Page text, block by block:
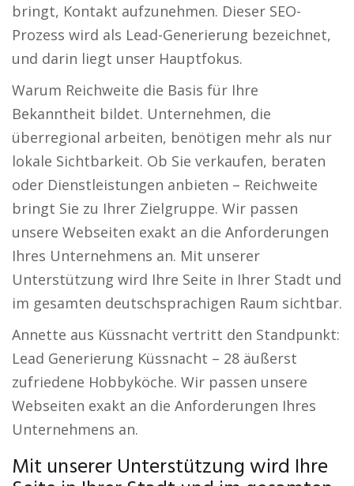
bringt, Kontakt aufzunehmen. Dieser SEO-
Prozess wird als Lead-Generierung bezeichnet,
und darin liegt unser Hauptfokus.
Warum Reichweite die Basis für Ihre
Bekanntheit bildet. Unternehmen, die
überregional arbeiten, benötigen mehr als nur
lokale Sichtbarkeit. Ob Sie verkaufen, beraten
oder Dienstleistungen anbieten – Reichweite
bringt Sie zu Ihrer Zielgruppe. Wir passen
unsere Webseiten exakt an die Anforderungen
Ihres Unternehmens an. Mit unserer
Unterstützung wird Ihre Seite in Ihrer Stadt und
im gesamten deutschsprachigen Raum sichtbar.
Annette aus Küssnacht vertritt den Standpunkt:
Lead Generierung Küssnacht – 28 äußerst
zufriedene Hobbyköche. Wir passen unsere
Webseiten exakt an die Anforderungen Ihres
Unternehmens an.
Mit unserer Unterstützung wird Ihre